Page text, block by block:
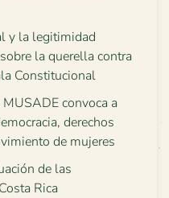
y la legitimidad
la querella contra
Constitucional
convoca a
derechos
de mujeres
de las
Rica